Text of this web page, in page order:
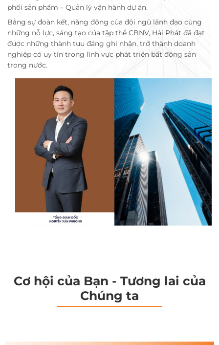
phối sản phẩm – Quản lý vận hành dự án.
Bằng sự đoàn kết, năng động của đội ngũ lãnh đạo cùng
những nỗ lực, sáng tạo của tập thể CBNV, Hải Phát đã đạt
được những thành tựu đáng ghi nhận, trở thành doanh
nghiệp có uy tín trong lĩnh vực phát triển bất động sản
trong nước.
Cơ hội của Bạn - Tương lai của
Chúng ta